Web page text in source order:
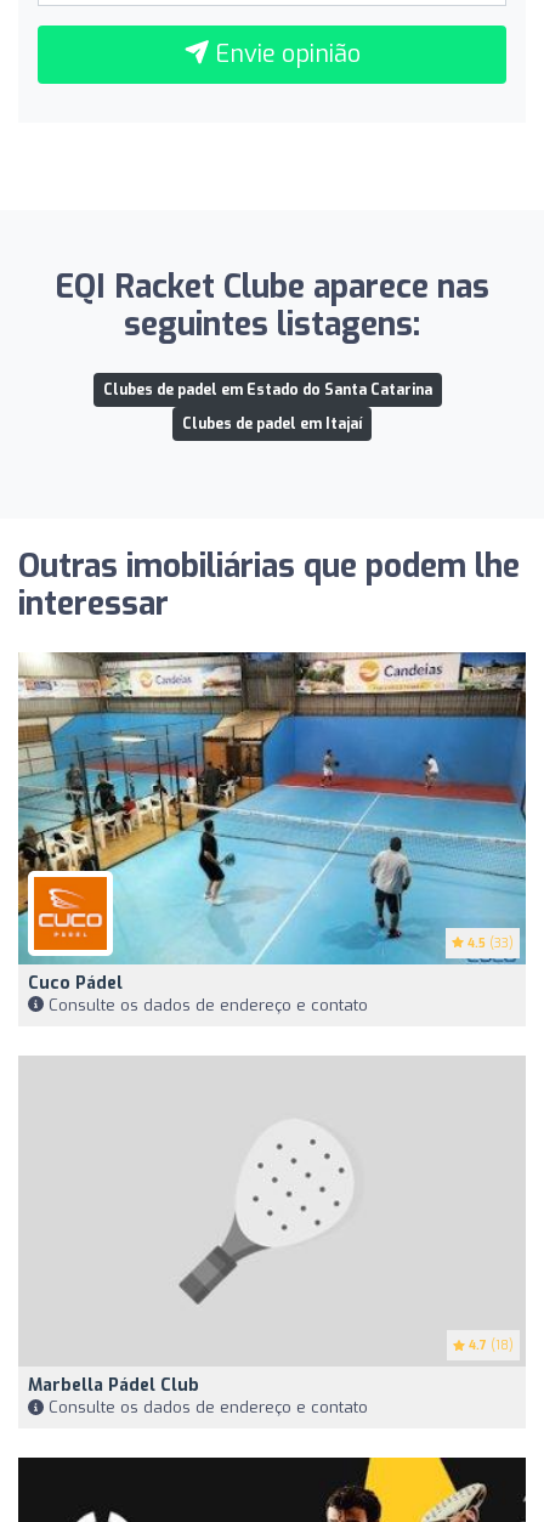
Envie opinião
EQI Racket Clube aparece nas
seguintes listagens:
Clubes de padel em Estado do Santa Catarina
Clubes de padel em Itajaí
Outras imobiliárias que podem lhe
interessar
4.5 (33)
Cuco Pádel
Consulte os dados de endereço e contato
4.7 (18)
Marbella Pádel Club
Consulte os dados de endereço e contato